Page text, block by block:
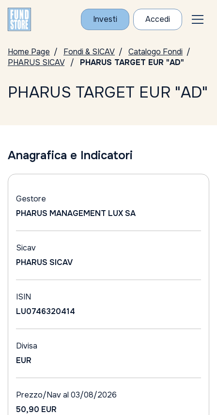
Investi Accedi
Home Page Fondi & SICAV
Catalogo Fondi
PHARUS SICAV
PHARUS TARGET EUR "AD"
PHARUS TARGET EUR "AD"
Anagrafica e Indicatori
Gestore
PHARUS MANAGEMENT LUX SA
Sicav
PHARUS SICAV
ISIN
LU0746320414
Divisa
EUR
Prezzo/Nav al 03/08/2026
50,90 EUR